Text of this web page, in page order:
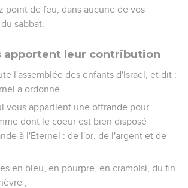
point de feu, dans aucune de vos
sabbat.
apportent leur contribution
l'assemblée des enfants d'Israël, et dit :
a ordonné.
vous appartient une offrande pour
dont le coeur est bien disposé
à l'Éternel : de l'or, de l'argent et de
en bleu, en pourpre, en cramoisi, du fin
;